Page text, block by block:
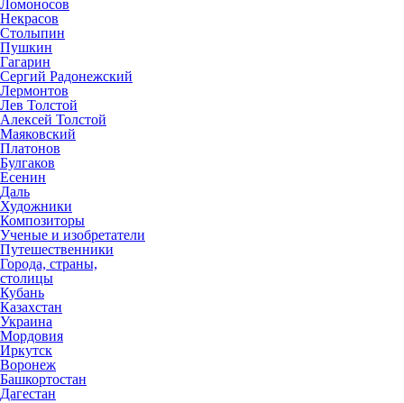
Ломоносов
Некрасов
Столыпин
Пушкин
Гагарин
Сергий Радонежский
Лермонтов
Лев Толстой
Алексей Толстой
Маяковский
Платонов
Булгаков
Есенин
Даль
Художники
Композиторы
Ученые и изобретатели
Путешественники
Города, страны,
столицы
Кубань
Казахстан
Украина
Мордовия
Иркутск
Воронеж
Башкортостан
Дагестан